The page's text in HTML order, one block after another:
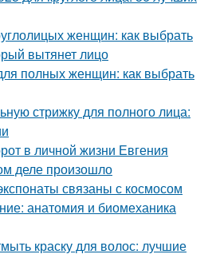
женщин: как выбрать
вытянет лицо
полных женщин: как выбрать
стрижку для полного лица:
в личной жизни Евгения
деле произошло
связаны с космосом
анатомия и биомеханика
краску для волос: лучшие